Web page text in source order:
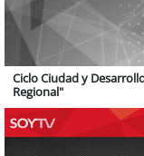
Ciclo Ciudad y
Regional"